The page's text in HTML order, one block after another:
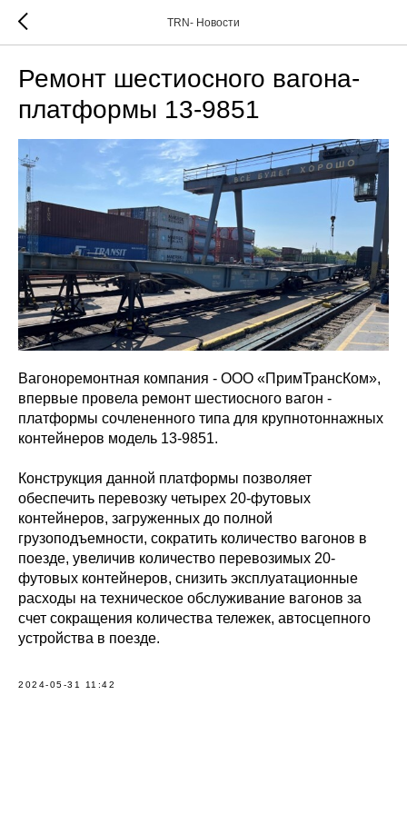
TRN- Новости
Ремонт шестиосного вагона-
платформы 13-9851
Вагоноремонтная компания - ООО «ПримТрансКом»,
впервые провела ремонт шестиосного вагон -
платформы сочлененного типа для крупнотоннажных
контейнеров модель 13-9851.
Конструкция данной платформы позволяет
обеспечить перевозку четырех 20-футовых
контейнеров, загруженных до полной
грузоподъемности, сократить количество вагонов в
поезде, увеличив количество перевозимых 20-
футовых контейнеров, снизить эксплуатационные
расходы на техническое обслуживание вагонов за
счет сокращения количества тележек, автосцепного
устройства в поезде.
2024-05-31 11:42